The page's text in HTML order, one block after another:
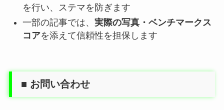
を行い、ステマを防ぎます
一部の記事では、 実際の写真・ベンチマークス
コアを添えて信頼性を担保します
■ お問い合わせ